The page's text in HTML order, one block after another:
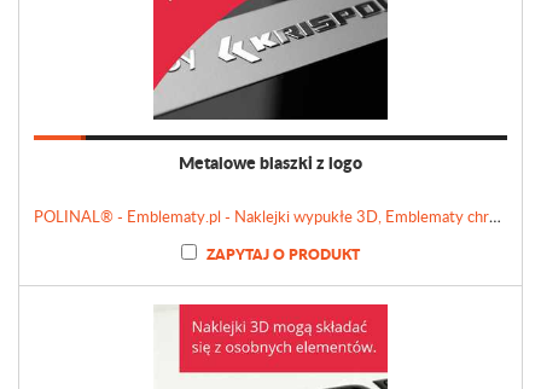
Metalowe blaszki z logo
POLINAL® - Emblematy.pl - Naklejki wypukłe 3D, Emblematy chromowane, Tabliczki, Etykiety
ZAPYTAJ O PRODUKT